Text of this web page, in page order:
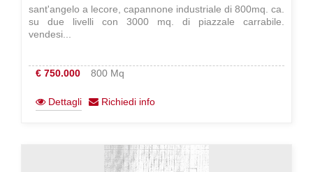
sant'angelo a lecore, capannone industriale di 800mq. ca.
su due livelli con 3000 mq. di piazzale carrabile.
vendesi...
€ 750.000 800 Mq
Dettagli Richiedi info